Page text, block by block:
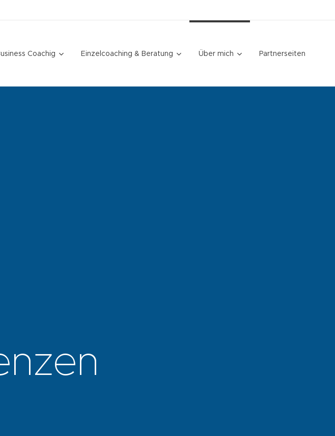
Coachig Einzelcoaching & Beratung Über mich Partnerseiten